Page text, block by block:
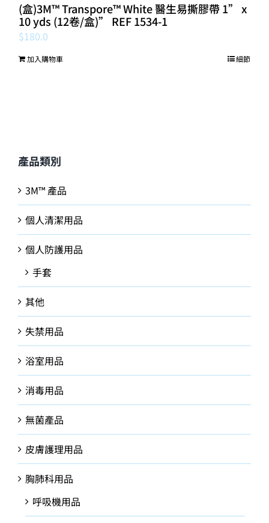
(盒)3M™ Transpore™ White 醫生易撕膠帶 1” x
10 yds (12卷/盒)” REF 1534-1
$180.0
加入購物車 細節
產品類別
3M™ 產品
個人清潔用品
個人防護用品
手套
其他
失禁用品
浴室用品
消毒用品
無菌產品
皮膚護理用品
胸肺科用品
呼吸機用品